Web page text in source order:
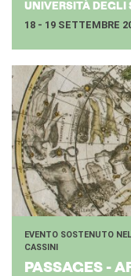
UNIVERSITÀ DEGLI
18 - 19 SETTEMBRE
EVENTO SOSTENUTO
CASSINI
PAS­SA­GES -